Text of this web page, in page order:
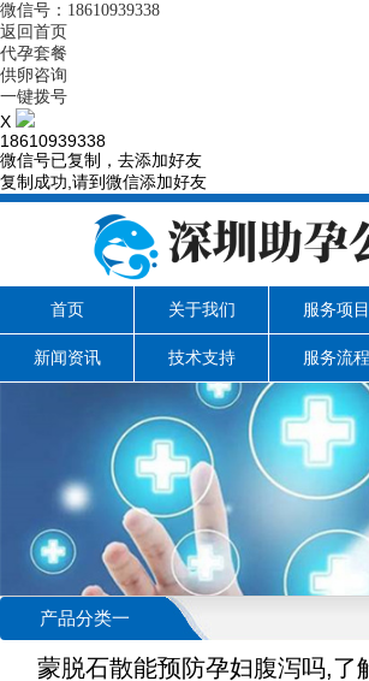
微信号：18610939338
返回首页
代孕套餐
供卵咨询
一键拨号
X
18610939338
微信号已复制，去添加好友
复制成功,请到微信添加好友
首页 关于我们 服务项目
新闻资讯 技术支持 服务流程
产品分类一
蒙脱石散能预防孕妇腹泻吗,了